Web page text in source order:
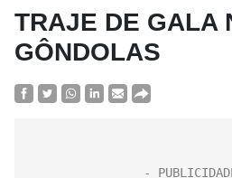
TRAJE DE GALA
GÔNDOLAS